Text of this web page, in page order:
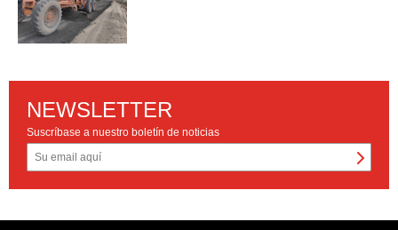
NEWSLETTER
Suscríbase a nuestro boletín de noticias